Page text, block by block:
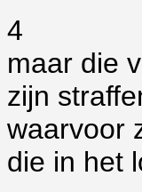
4
maar die
zijn
waarvoor
die in het